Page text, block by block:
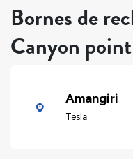
Bornes de
Canyon point
Amangiri
Tesla